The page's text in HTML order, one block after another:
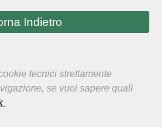
Indietro
tecnici strettamente
se vuoi sapere quali